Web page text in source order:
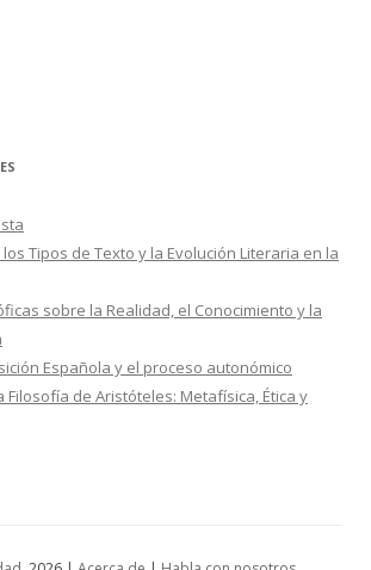
Tipos de Texto y la Evolución Literaria en la
sobre la Realidad, el Conocimiento y la
Española y el proceso autonómico
Filosofía de Aristóteles: Metafísica, Ética y